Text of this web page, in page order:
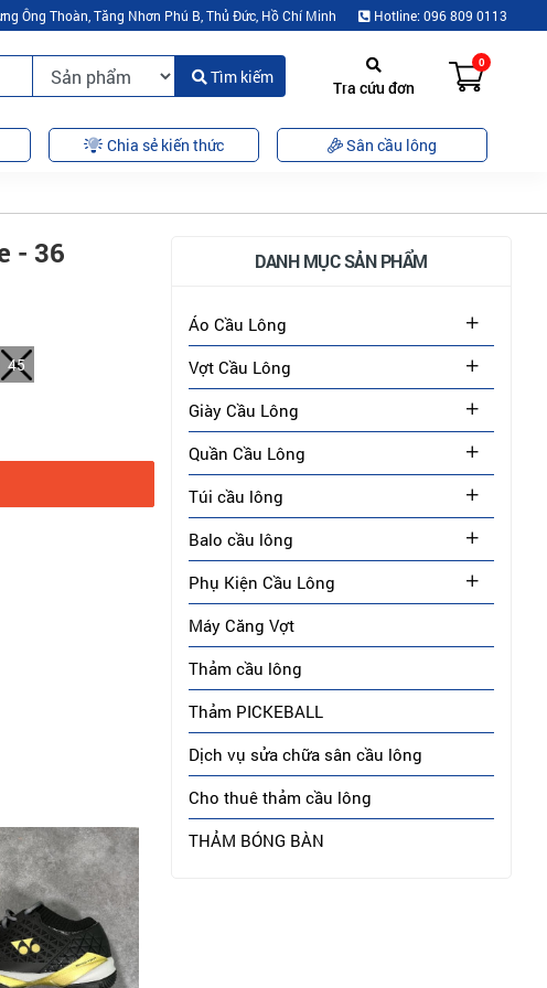
Ông Thoàn, Tăng Nhơn Phú B, Thủ Đức, Hồ Chí Minh Hotline: 096 809 0113
Tìm kiếm
Tra cứu đơn
0
Chia sẻ kiến thức Sân cầu lông
- 36
45
DANH MỤC SẢN PHẨM
Áo Cầu Lông
Vợt Cầu Lông
Giày Cầu Lông
Quần Cầu Lông
Túi cầu lông
Balo cầu lông
Phụ Kiện Cầu Lông
Máy Căng Vợt
Thảm cầu lông
Thảm PICKEBALL
Dịch vụ sửa chữa sân cầu lông
Cho thuê thảm cầu lông
THẢM BÓNG BÀN